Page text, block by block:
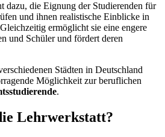
dazu, die Eignung der Studierenden für
und ihnen realistische Einblicke in
ermöglicht sie eine engere
und Schüler und fördert deren
Städten in Deutschland
Möglichkeit zur beruflichen
.
Lehrwerkstatt?